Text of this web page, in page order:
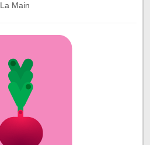
La Main